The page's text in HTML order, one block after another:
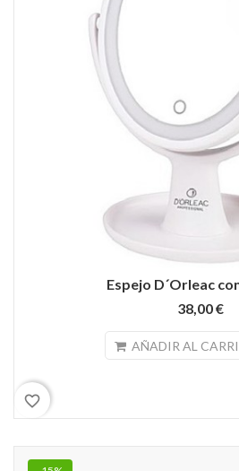
Espejo D´Orleac
38,00 €
AÑADIR AL
favorite_border